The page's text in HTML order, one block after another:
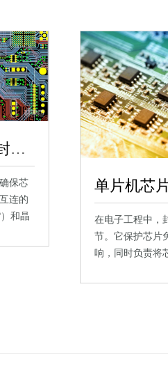
单片机芯片晶圆级封装与晶片级封装比较，单片机芯片封装大全
保芯
连的
和晶
在电子工程中，
节。它保护芯片
响，同时负责将